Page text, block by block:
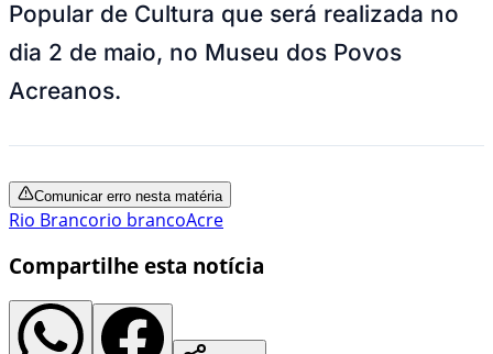
Popular de Cultura que será realizada no
dia 2 de maio, no Museu dos Povos
Acreanos.
Comunicar erro nesta matéria
Rio Brancorio brancoAcre
Compartilhe esta notícia